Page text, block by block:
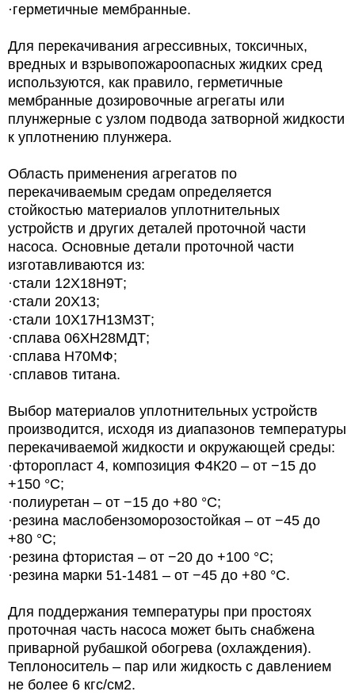
·герметичные мембранные.
Для перекачивания агрессивных, токсичных,
вредных и взрывопожароопасных жидких сред
используются, как правило, герметичные
мембранные дозировочные агрегаты или
плунжерные с узлом подвода затворной жидкости
к уплотнению плунжера.
Область применения агрегатов по
перекачиваемым средам определяется
стойкостью материалов уплотнительных
устройств и других деталей проточной части
насоса. Основные детали проточной части
изготавливаются из:
·стали 12Х18Н9Т;
·стали 20Х13;
·стали 10Х17Н13М3Т;
·сплава 06ХН28МДТ;
·сплава Н70МФ;
·сплавов титана.
Выбор материалов уплотнительных устройств
производится, исходя из диапазонов температуры
перекачиваемой жидкости и окружающей среды:
·фторопласт 4, композиция Ф4К20 – от −15 до
+150 °С;
·полиуретан – от −15 до +80 °С;
·резина маслобензоморозостойкая – от −45 до
+80 °С;
·резина фтористая – от −20 до +100 °С;
·резина марки 51-1481 – от −45 до +80 °С.
Для поддержания температуры при простоях
проточная часть насоса может быть снабжена
приварной рубашкой обогрева (охлаждения).
Теплоноситель – пар или жидкость с давлением
не более 6 кгс/см2.